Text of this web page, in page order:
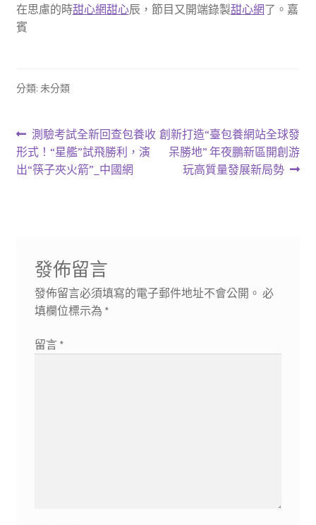
在思慮的時甜心網甜心辰，節目又開端錄製甜心網了。嘉
賓
分類: 未分類
文
章
上
一
篇
測驗考試全新回查包養收
形式！“星艦”試飛勝利，演
出“筷子夾火箭”_中國網
下
一
創新打造“臺包養網站全球發
呆勝地” 年夜鵬新區開創游
玩高質量發展新局勢
發佈留言
發佈留言必須填寫的電子郵件地址不會公開。 必
填欄位標示為 *
留言 *